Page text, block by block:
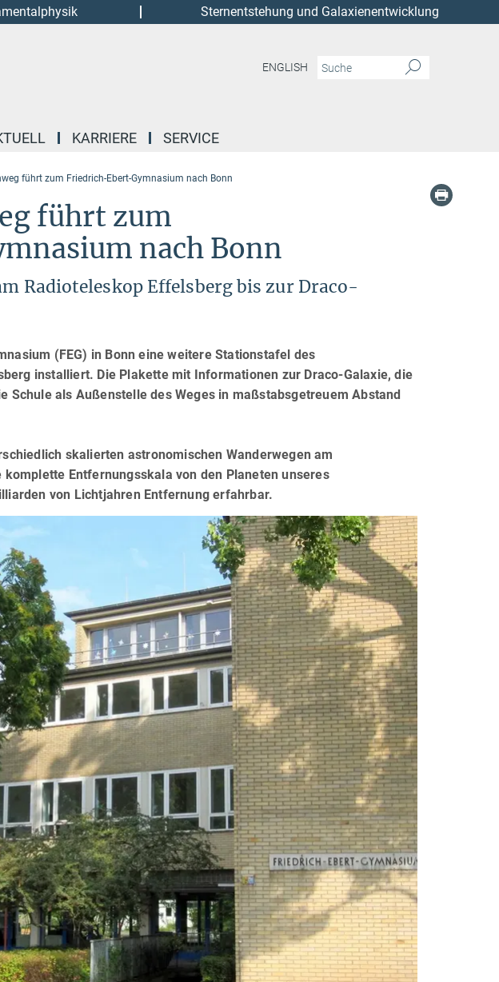
Sternentstehung und Galaxienentwicklung
ENGLISH
KARRIERE SERVICE
führt zum Friedrich-Ebert-Gymnasium nach Bonn
führt zum
nach Bonn
Radioteleskop Effelsberg bis zur Draco-
(FEG) in Bonn eine weitere Stationstafel des
installiert. Die Plakette mit Informationen zur Draco-Galaxie, die
Schule als Außenstelle des Weges in maßstabsgetreuem Abstand
skalierten astronomischen Wanderwegen am
Entfernungsskala von den Planeten unseres
von Lichtjahren Entfernung erfahrbar.